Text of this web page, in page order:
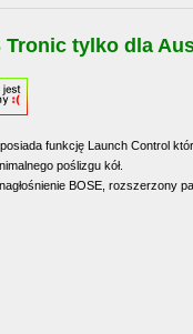
Tronic tylko dla
funkcję Launch Control
poślizgu kół.
BOSE, rozszerzony